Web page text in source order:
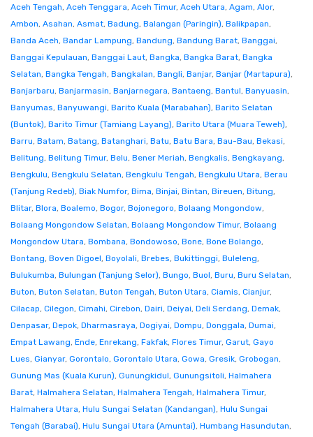
Aceh Tengah, Aceh Tenggara, Aceh Timur, Aceh Utara, Agam, Alor,
Ambon, Asahan, Asmat, Badung, Balangan (Paringin), Balikpapan,
Banda Aceh, Bandar Lampung, Bandung, Bandung Barat, Banggai,
Banggai Kepulauan, Banggai Laut, Bangka, Bangka Barat, Bangka
Selatan, Bangka Tengah, Bangkalan, Bangli, Banjar, Banjar (Martapura),
Banjarbaru, Banjarmasin, Banjarnegara, Bantaeng, Bantul, Banyuasin,
Banyumas, Banyuwangi, Barito Kuala (Marabahan), Barito Selatan
(Buntok), Barito Timur (Tamiang Layang), Barito Utara (Muara Teweh),
Barru, Batam, Batang, Batanghari, Batu, Batu Bara, Bau-Bau, Bekasi,
Belitung, Belitung Timur, Belu, Bener Meriah, Bengkalis, Bengkayang,
Bengkulu, Bengkulu Selatan, Bengkulu Tengah, Bengkulu Utara, Berau
(Tanjung Redeb), Biak Numfor, Bima, Binjai, Bintan, Bireuen, Bitung,
Blitar, Blora, Boalemo, Bogor, Bojonegoro, Bolaang Mongondow,
Bolaang Mongondow Selatan, Bolaang Mongondow Timur, Bolaang
Mongondow Utara, Bombana, Bondowoso, Bone, Bone Bolango,
Bontang, Boven Digoel, Boyolali, Brebes, Bukittinggi, Buleleng,
Bulukumba, Bulungan (Tanjung Selor), Bungo, Buol, Buru, Buru Selatan,
Buton, Buton Selatan, Buton Tengah, Buton Utara, Ciamis, Cianjur,
Cilacap, Cilegon, Cimahi, Cirebon, Dairi, Deiyai, Deli Serdang, Demak,
Denpasar, Depok, Dharmasraya, Dogiyai, Dompu, Donggala, Dumai,
Empat Lawang, Ende, Enrekang, Fakfak, Flores Timur, Garut, Gayo
Lues, Gianyar, Gorontalo, Gorontalo Utara, Gowa, Gresik, Grobogan,
Gunung Mas (Kuala Kurun), Gunungkidul, Gunungsitoli, Halmahera
Barat, Halmahera Selatan, Halmahera Tengah, Halmahera Timur,
Halmahera Utara, Hulu Sungai Selatan (Kandangan), Hulu Sungai
Tengah (Barabai), Hulu Sungai Utara (Amuntai), Humbang Hasundutan,